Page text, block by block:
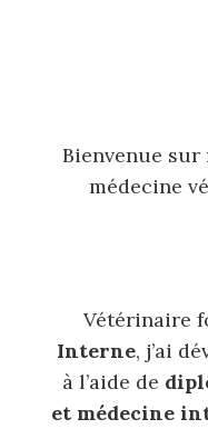
Bienvenue sur
médecine
Vétérinaire
Interne, j’ai
à l’aide de
et médecine